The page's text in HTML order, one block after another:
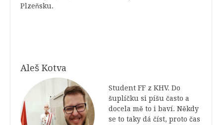
Plzeňsku.
Aleš Kotva
Student FF z KHV. Do
šuplíčku si píšu často a
docela mě to i baví. Někdy
se to taky dá číst, proto čas